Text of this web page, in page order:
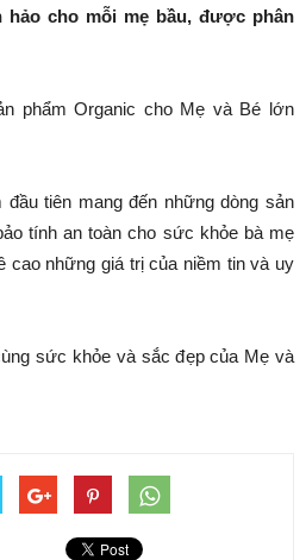
hảo cho mỗi mẹ bầu, được phân
phẩm Organic cho Mẹ và Bé lớn
tiên mang đến những dòng sản
tính an toàn cho sức khỏe bà mẹ
cao những giá trị của niềm tin và uy
sức khỏe và sắc đẹp của Mẹ và